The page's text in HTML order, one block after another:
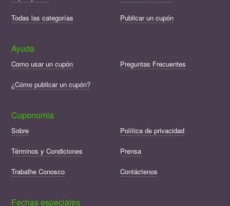
Todas las categorías Publicar un cupón
Ayuda
Como usar un cupón Preguntas Frecuentes
¿Cómo publicar un cupón?
Cuponomia
Sobre Política de privacidad
Términos y Condiciones Prensa
Trabalhe Conosco Contáctenos
Fechas especiales